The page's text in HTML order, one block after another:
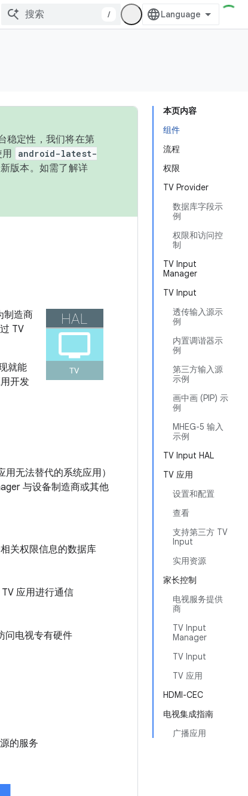
/
本页内容
组件
流程
权限
TV Provider
数据库字段示
例
权限和访问控
制
TV Input
Manager
TV Input
透传输入源示
例
内置调谐器示
例
第三方输入源
示例
画中画 (PIP) 示
例
MHEG-5 输入
示例
TV Input HAL
TV 应用
设置和配置
查看
支持第三方 TV
Input
实用资源
家长控制
电视服务提供
商
TV Input
Manager
TV Input
TV 应用
HDMI-CEC
电视集成指南
广播应用
稳定性，我们将在第
android-latest-
版本。如需了解详
制造商
TV
就能
开发
无法替代的系统应用）
与设备制造商或其他
关权限信息的数据库
应用进行通信
问电视专有硬件
的服务